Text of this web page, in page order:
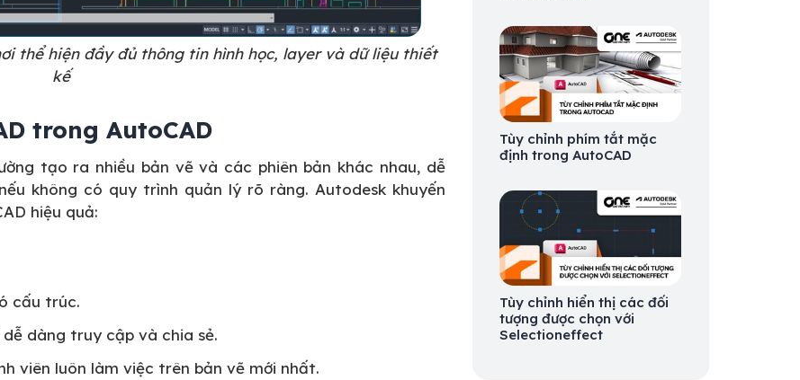
thể hiện đầy đủ thông tin hình học, layer và dữ liệu thiết
kế
trong AutoCAD
tạo ra nhiều bản vẽ và các phiên bản khác nhau, dễ
không có quy trình quản lý rõ ràng. Autodesk khuyến
hiệu quả:
cấu trúc.
dàng truy cập và chia sẻ.
viên luôn làm việc trên bản vẽ mới nhất.
Tùy chỉnh phím tắt mặc
định trong AutoCAD
Tùy chỉnh hiển thị các đối
tượng được chọn với
Selectioneffect